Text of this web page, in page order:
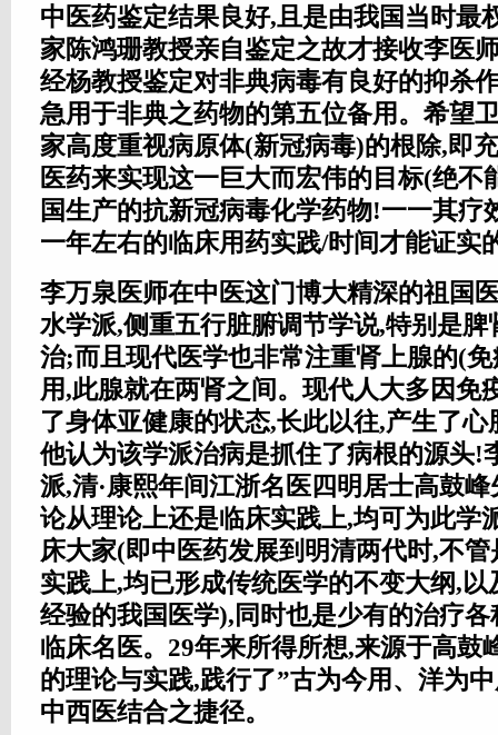
中医药鉴定结果良好,且是由我国当时最
家陈鸿珊教授亲自鉴定之故才接收李医
经杨教授鉴定对非典病毒有良好的抑杀
急用于非典之药物的第五位备用。希望
家高度重视病原体(新冠病毒)的根除,即
医药来实现这一巨大而宏伟的目标(绝不
国生产的抗新冠病毒化学药物!一一其疗
一年左右的临床用药实践/时间才能证实
李万泉医师在中医这门博大精深的祖国
水学派,侧重五行脏腑调节学说,特别是脾
治;而且现代医学也非常注重肾上腺的(
用,此腺就在两肾之间。现代人大多因免
了身体亚健康的状态,长此以往,产生了
他认为该学派治病是抓住了病根的源头!
派,清·康熙年间江浙名医四明居士高鼓
论从理论上还是临床实践上,均可为此学
床大家(即中医药发展到明清两代时,不
实践上,均已形成传统医学的不变大纲,
经验的我国医学),同时也是少有的治疗
临床名医。29年来所得所想,来源于高鼓
的理论与实践,践行了”古为今用、洋为
中西医结合之捷径。